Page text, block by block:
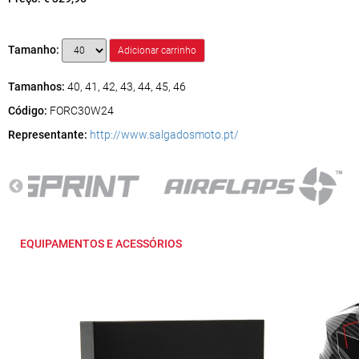
Tamanho:
Tamanhos: 40, 41, 42, 43, 44, 45, 46
Código: FORC30W24
Representante: http://www.salgadosmoto.pt/
EQUIPAMENTOS E ACESSÓRIOS